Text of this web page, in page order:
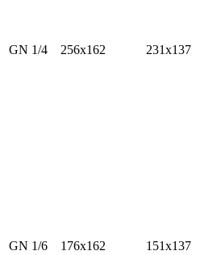
GN 1/4 256х162 231х137
GN 1/6 176x162 151x137